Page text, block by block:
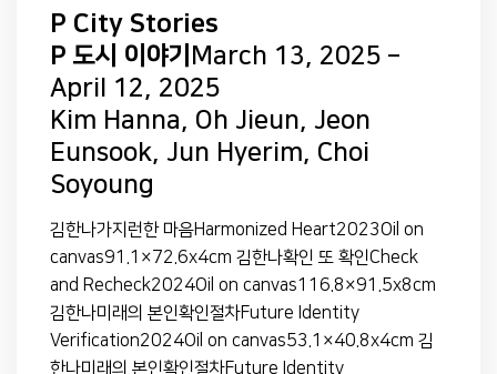
P City Stories
P 도시 이야기 March 13, 2025 –
April 12, 2025
Kim Hanna, Oh Jieun, Jeon
Eunsook, Jun Hyerim, Choi
Soyoung
김한나가지런한 마음Harmonized Heart2023Oil on
canvas91.1×72.6x4cm 김한나확인 또 확인Check
and Recheck2024Oil on canvas116.8×91.5x8cm
김한나미래의 본인확인절차Future Identity
Verification2024Oil on canvas53.1×40.8x4cm 김
한나미래의 본인확인절차Future Identity